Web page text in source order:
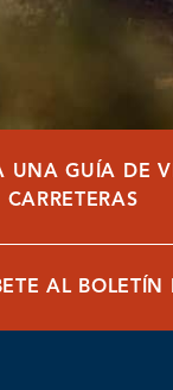
UNA GUÍA DE
AL